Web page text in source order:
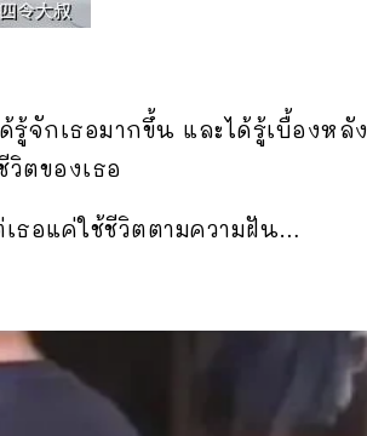
จักเธอมากขึ้น และได้รู้เบื้องหลัง
ตของเธอ
ธอแค่ใช้ชีวิตตามความฝัน…